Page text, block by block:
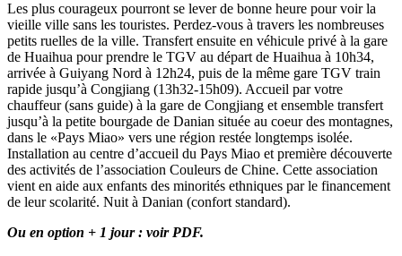
Les plus courageux pourront se lever de bonne heure pour voir la
vieille ville sans les touristes. Perdez-vous à travers les nombreuses
petits ruelles de la ville. Transfert ensuite en véhicule privé à la gare
de Huaihua pour prendre le TGV au départ de Huaihua à 10h34,
arrivée à Guiyang Nord à 12h24, puis de la même gare TGV train
rapide jusqu’à Congjiang (13h32-15h09). Accueil par votre
chauffeur (sans guide) à la gare de Congjiang et ensemble transfert
jusqu’à la petite bourgade de Danian située au coeur des montagnes,
dans le «Pays Miao» vers une région restée longtemps isolée.
Installation au centre d’accueil du Pays Miao et première découverte
des activités de l’association Couleurs de Chine. Cette association
vient en aide aux enfants des minorités ethniques par le financement
de leur scolarité. Nuit à Danian (confort standard).
Ou en option + 1 jour : voir PDF.